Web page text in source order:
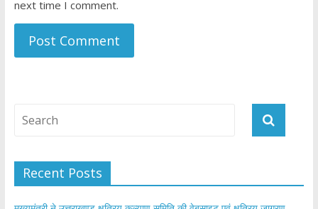
next time I comment.
Recent Posts